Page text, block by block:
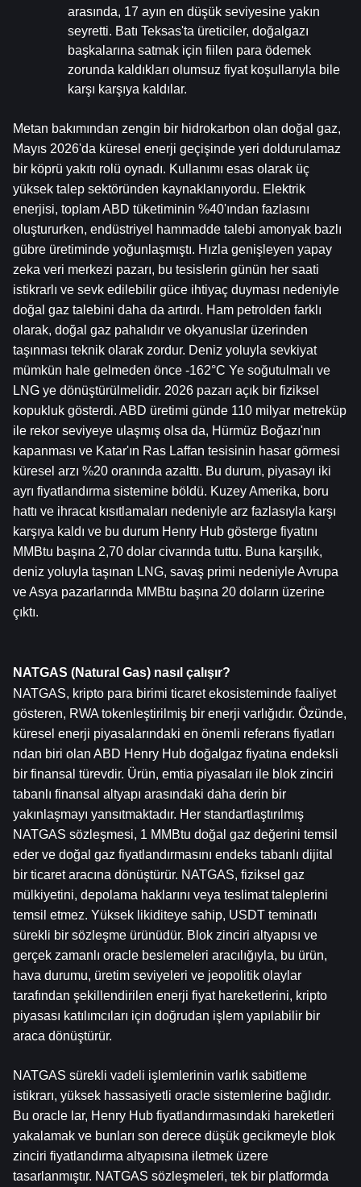
arasında, 17 ayın en düşük seviyesine yakın
seyretti. Batı Teksas'ta üreticiler, doğalgazı
başkalarına satmak için fiilen para ödemek
zorunda kaldıkları olumsuz fiyat koşullarıyla bile
karşı karşıya kaldılar.
Metan bakımından zengin bir hidrokarbon olan doğal gaz,
Mayıs 2026'da küresel enerji geçişinde yeri doldurulamaz
bir köprü yakıtı rolü oynadı. Kullanımı esas olarak üç
yüksek talep sektöründen kaynaklanıyordu. Elektrik
enerjisi, toplam ABD tüketiminin %40'ından fazlasını
oluştururken, endüstriyel hammadde talebi amonyak bazlı
gübre üretiminde yoğunlaşmıştı. Hızla genişleyen yapay
zeka veri merkezi pazarı, bu tesislerin günün her saati
istikrarlı ve sevk edilebilir güce ihtiyaç duyması nedeniyle
doğal gaz talebini daha da artırdı. Ham petrolden farklı
olarak, doğal gaz pahalıdır ve okyanuslar üzerinden
taşınması teknik olarak zordur. Deniz yoluyla sevkiyat
mümkün hale gelmeden önce -162°C Ye soğutulmalı ve
LNG ye dönüştürülmelidir. 2026 pazarı açık bir fiziksel
kopukluk gösterdi. ABD üretimi günde 110 milyar metreküp
ile rekor seviyeye ulaşmış olsa da, Hürmüz Boğazı'nın
kapanması ve Katar'ın Ras Laffan tesisinin hasar görmesi
küresel arzı %20 oranında azalttı. Bu durum, piyasayı iki
ayrı fiyatlandırma sistemine böldü. Kuzey Amerika, boru
hattı ve ihracat kısıtlamaları nedeniyle arz fazlasıyla karşı
karşıya kaldı ve bu durum Henry Hub gösterge fiyatını
MMBtu başına 2,70 dolar civarında tuttu. Buna karşılık,
deniz yoluyla taşınan LNG, savaş primi nedeniyle Avrupa
ve Asya pazarlarında MMBtu başına 20 doların üzerine
çıktı.
NATGAS (Natural Gas) nasıl çalışır?
NATGAS, kripto para birimi ticaret ekosisteminde faaliyet
gösteren, RWA tokenleştirilmiş bir enerji varlığıdır. Özünde,
küresel enerji piyasalarındaki en önemli referans fiyatları
ndan biri olan ABD Henry Hub doğalgaz fiyatına endeksli
bir finansal türevdir. Ürün, emtia piyasaları ile blok zinciri
tabanlı finansal altyapı arasındaki daha derin bir
yakınlaşmayı yansıtmaktadır. Her standartlaştırılmış
NATGAS sözleşmesi, 1 MMBtu doğal gaz değerini temsil
eder ve doğal gaz fiyatlandırmasını endeks tabanlı dijital
bir ticaret aracına dönüştürür. NATGAS, fiziksel gaz
mülkiyetini, depolama haklarını veya teslimat taleplerini
temsil etmez. Yüksek likiditeye sahip, USDT teminatlı
sürekli bir sözleşme ürünüdür. Blok zinciri altyapısı ve
gerçek zamanlı oracle beslemeleri aracılığıyla, bu ürün,
hava durumu, üretim seviyeleri ve jeopolitik olaylar
tarafından şekillendirilen enerji fiyat hareketlerini, kripto
piyasası katılımcıları için doğrudan işlem yapılabilir bir
araca dönüştürür.
NATGAS sürekli vadeli işlemlerinin varlık sabitleme
istikrarı, yüksek hassasiyetli oracle sistemlerine bağlıdır.
Bu oracle lar, Henry Hub fiyatlandırmasındaki hareketleri
yakalamak ve bunları son derece düşük gecikmeyle blok
zinciri fiyatlandırma altyapısına iletmek üzere
tasarlanmıştır. NATGAS sözleşmeleri, tek bir platformda